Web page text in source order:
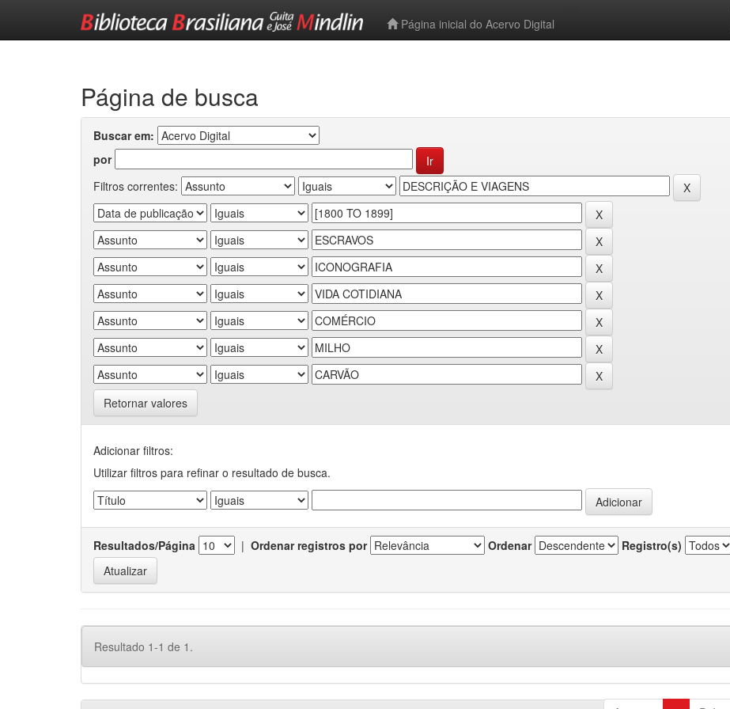
Página inicial do Acervo Digital
Página de busca
Buscar em:
por
Filtros correntes:
Retornar valores
Adicionar filtros:
Utilizar filtros para refinar o resultado de busca.
Resultados/Página | Ordenar registros por Ordenar Registro(s)
Resultado 1-1 de 1.